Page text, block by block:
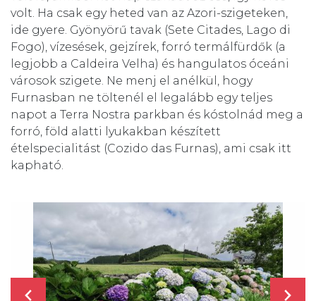
volt. Ha csak egy heted van az Azori-szigeteken,
ide gyere. Gyönyörű tavak (Sete Citades, Lago di
Fogo), vízesések, gejzírek, forró termálfürdők (a
legjobb a Caldeira Velha) és hangulatos óceáni
városok szigete. Ne menj el anélkül, hogy
Furnasban ne töltenél el legalább egy teljes
napot a Terra Nostra parkban és kóstolnád meg a
forró, föld alatti lyukakban készített
ételspecialitást (Cozido das Furnas), ami csak itt
kapható.